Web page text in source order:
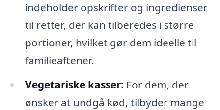
indeholder opskrifter og ingredienser
til retter, der kan tilberedes i større
portioner, hvilket gør dem ideelle til
familieaftener.
Vegetariske kasser: For dem, der
ønsker at undgå kød, tilbyder mange